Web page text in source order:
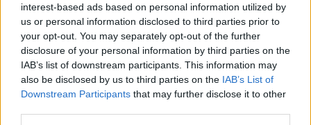
interest-based ads based on personal information utilized by
us or personal information disclosed to third parties prior to
your opt-out. You may separately opt-out of the further
disclosure of your personal information by third parties on the
IAB’s list of downstream participants. This information may
also be disclosed by us to third parties on the IAB’s List of
Downstream Participants that may further disclose it to other
disponibles para su descarga sin costo alguno.
Nos encantaría saber de ti
Si tienes alguna pregunta o idea que desees compartir
con nosotros, dirígete a nuestrapágina de contactoy
háznoslo saber. ¡Valoramos tu opinión!